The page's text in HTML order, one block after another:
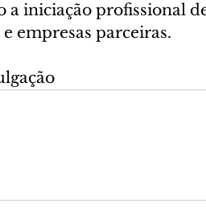
a iniciação profissional
empresas parceiras.